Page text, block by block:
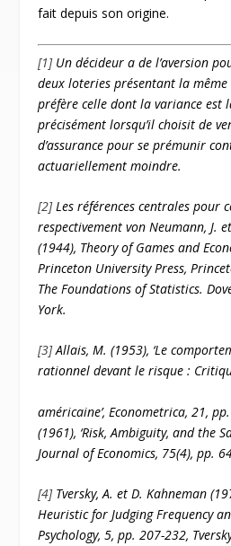
fait depuis son origine.
[1]Un décideur a de l’aversion
deux loteries présentant la même
préfère celle dont la variance est
précisément lorsqu’il choisit de
d’assurance pour se prémunir
actuariellement moindre.
[2]Les références centrales pour
respectivement von Neumann, J.
(1944), Theory of Games and
Princeton University Press,
The Foundations of Statistics.
York.
[3]Allais, M. (1953), ‘Le
rationnel devant le risque :
américaine’, Econometrica, 21,
(1961), ‘Risk, Ambiguity, and the
Journal of Economics, 75(4), pp.
[4]Tversky, A. et D. Kahneman
Heuristic for Judging Frequency
Psychology, 5, pp. 207-232,